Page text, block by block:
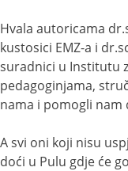
Hvala autoricama
kustosici EMZ-a i
suradnici u Institutu
pedagoginjama,
nama i pomogli nam
A svi oni koji nisu
doći u Pulu gdje će